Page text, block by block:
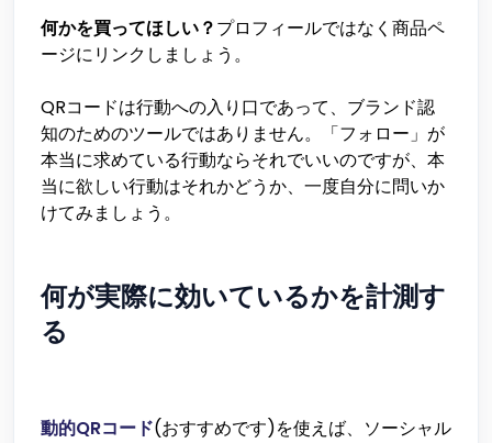
何かを買ってほしい？プロフィールではなく商品ペ
ージにリンクしましょう。
QRコードは行動への入り口であって、ブランド認
知のためのツールではありません。「フォロー」が
本当に求めている行動ならそれでいいのですが、本
当に欲しい行動はそれかどうか、一度自分に問いか
けてみましょう。
何が実際に効いているかを計測す
る
動的QRコード(おすすめです)を使えば、ソーシャル